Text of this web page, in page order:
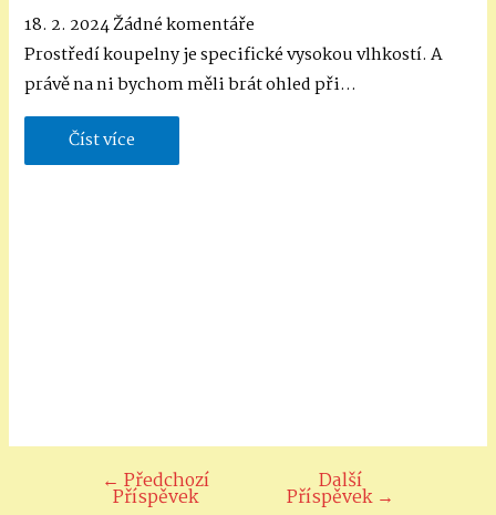
18. 2. 2024Žádné komentáře
Prostředí koupelny je specifické vysokou vlhkostí. A
právě na ni bychom měli brát ohled při…
Číst více
Navigace
← Předchozí
Příspěvek
Další
Příspěvek →